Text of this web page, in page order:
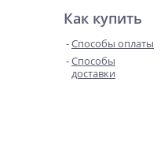
Как купить
Способы оплаты
Способы
доставки